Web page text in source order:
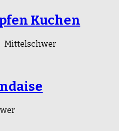
Kuchen
Mittelschwer